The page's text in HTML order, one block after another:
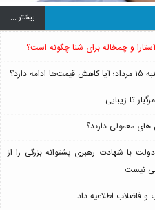
بيشتر ...
و چمخاله برای شنا چگونه است؟
تا زیبایی
معمولی دارند؟
با شهادت رهبری پشتوانه بزرگی را از
نیست
فاضلاب اطلاعیه داد